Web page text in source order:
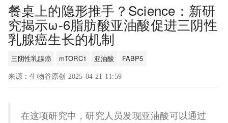
餐桌上的隐形推手？Science：新研
究揭示ω-6脂肪酸亚油酸促进三阴性
乳腺癌生长的机制
三阴性乳腺癌 mTORC1 亚油酸 FABP5
来源：生物谷原创 2025-04-21 11:59
在这项研究中，研究人员发现亚油酸可以通过